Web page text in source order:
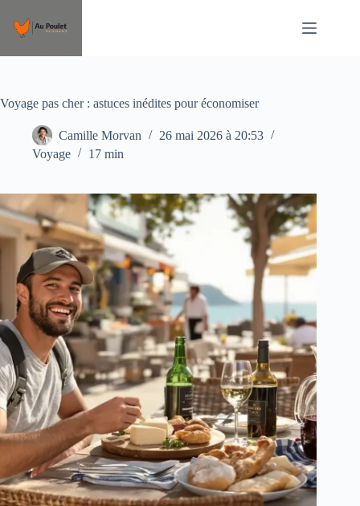
contenu
Voyage pas cher : astuces inédites pour économiser
Camille Morvan
26 mai 2026 à 20:53
Voyage
17 min